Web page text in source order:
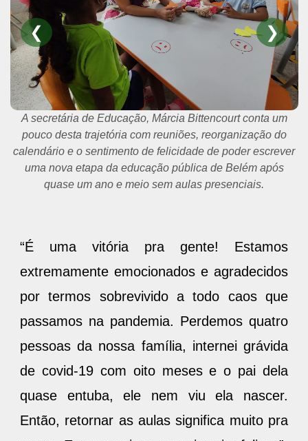
❮ ❯
A secretária de Educação, Márcia Bittencourt conta um
pouco desta trajetória com reuniões, reorganização do
calendário e o sentimento de felicidade de poder escrever
uma nova etapa da educação pública de Belém após
quase um ano e meio sem aulas presenciais.
“É uma vitória pra gente! Estamos
extremamente emocionados e agradecidos
por termos sobrevivido a todo caos que
passamos na pandemia. Perdemos quatro
pessoas da nossa família, internei grávida
de covid-19 com oito meses e o pai dela
quase entuba, ele nem viu ela nascer.
Então, retornar as aulas significa muito pra